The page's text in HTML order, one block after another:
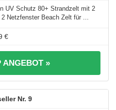
UV Schutz 80+ Strandzelt mit 2
Netzfenster Beach Zelt für ...
€
ANGEBOT »
9